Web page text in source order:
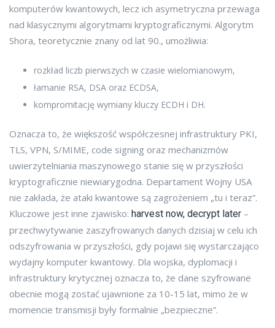
komputerów kwantowych, lecz ich asymetryczna przewaga
nad klasycznymi algorytmami kryptograficznymi. Algorytm
Shora, teoretycznie znany od lat 90., umożliwia:
rozkład liczb pierwszych w czasie wielomianowym,
łamanie RSA, DSA oraz ECDSA,
kompromitację wymiany kluczy ECDH i DH.
Oznacza to, że większość współczesnej infrastruktury PKI,
TLS, VPN, S/MIME, code signing oraz mechanizmów
uwierzytelniania maszynowego stanie się w przyszłości
kryptograficznie niewiarygodna. Departament Wojny USA
nie zakłada, że ataki kwantowe są zagrożeniem „tu i teraz”.
Kluczowe jest inne zjawisko: harvest now, decrypt later –
przechwytywanie zaszyfrowanych danych dzisiaj w celu ich
odszyfrowania w przyszłości, gdy pojawi się wystarczająco
wydajny komputer kwantowy. Dla wojska, dyplomacji i
infrastruktury krytycznej oznacza to, że dane szyfrowane
obecnie mogą zostać ujawnione za 10-15 lat, mimo że w
momencie transmisji były formalnie „bezpieczne”.